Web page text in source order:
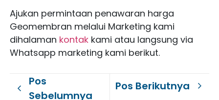
Ajukan permintaan penawaran harga
Geomembran melalui Marketing kami
dihalaman kontak kami atau langsung via
Whatsapp marketing kami berikut.
Pos
Sebelumnya
Pos Berikutnya